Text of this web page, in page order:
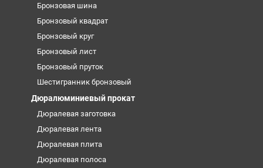
Бронзовая шина
Бронзовый квадрат
Бронзовый круг
Бронзовый лист
Бронзовый пруток
Шестигранник бронзовый
Дюралюминиевый прокат
Дюралевая заготовка
Дюралевая лента
Дюралевая плита
Дюралевая полоса